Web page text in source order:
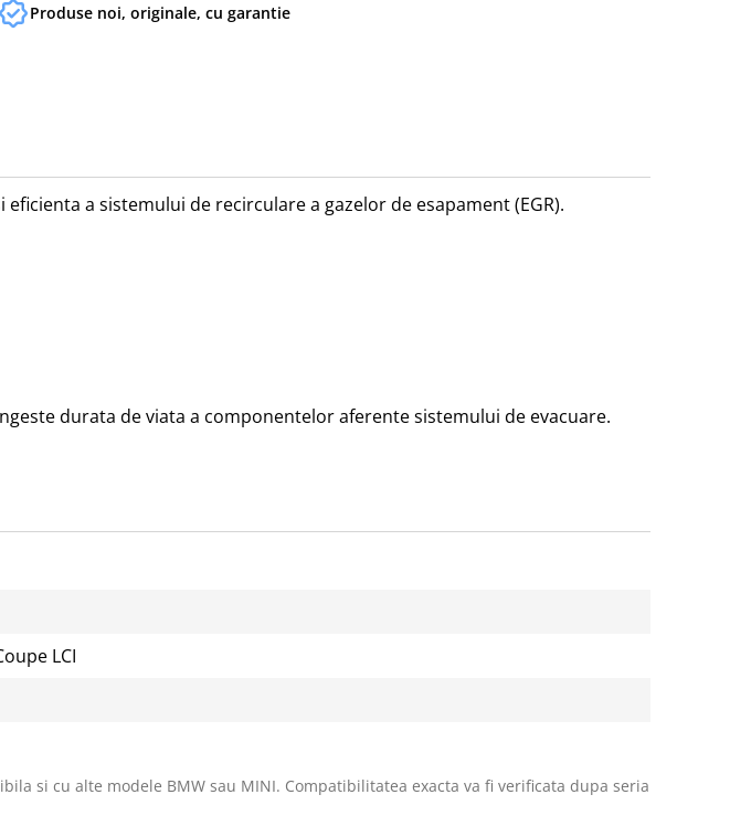
Produse noi, originale, cu garantie
a sistemului de recirculare a gazelor de esapament (EGR).
durata de viata a componentelor aferente sistemului de evacuare.
LCI
si cu alte modele BMW sau MINI. Compatibilitatea exacta va fi verificata dupa seria